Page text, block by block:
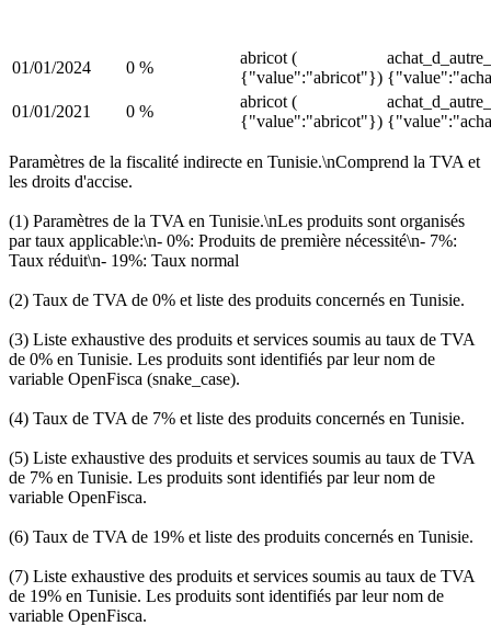
01/01/2024 0 %
abricot (
{"value":"abricot"})
01/01/2021
0 %
abricot (
{"value":"abricot"})
Paramètres de la fiscalité indirecte en Tunisie.\nComprend la TVA et
les droits d'accise.
(1) Paramètres de la TVA en Tunisie.\nLes produits sont organisés
par taux applicable:\n- 0%: Produits de première nécessité\n- 7%:
Taux réduit\n- 19%: Taux normal
(2) Taux de TVA de 0% et liste des produits concernés en Tunisie.
(3) Liste exhaustive des produits et services soumis au taux de TVA
de 0% en Tunisie. Les produits sont identifiés par leur nom de
variable OpenFisca (snake_case).
(4) Taux de TVA de 7% et liste des produits concernés en Tunisie.
(5) Liste exhaustive des produits et services soumis au taux de TVA
de 7% en Tunisie. Les produits sont identifiés par leur nom de
variable OpenFisca.
(6) Taux de TVA de 19% et liste des produits concernés en Tunisie.
(7) Liste exhaustive des produits et services soumis au taux de TVA
de 19% en Tunisie. Les produits sont identifiés par leur nom de
variable OpenFisca.